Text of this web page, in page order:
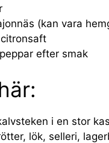
(kan vara
efter smak
i en stor
lök, selleri,